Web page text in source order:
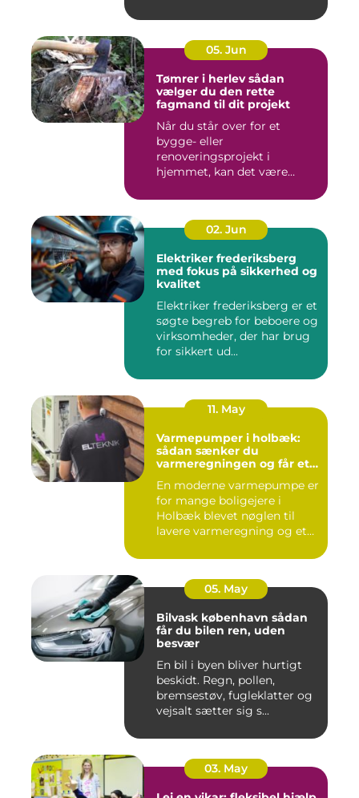
05. Jun
Tømrer i herlev sådan
vælger du den rette
fagmand til dit projekt
Når du står over for et
bygge- eller
renoveringsprojekt i
hjemmet, kan det være
02. Jun
Elektriker frederiksberg
med fokus på sikkerhed og
kvalitet
Elektriker frederiksberg er et
søgte begreb for beboere og
virksomheder, der har brug
for sikkert ud...
11. May
Varmepumper i holbæk:
sådan sænker du
varmeregningen og får et
En moderne varmepumpe er
for mange boligejere i
Holbæk blevet nøglen til
lavere varmeregning og et
05. May
Bilvask københavn sådan
får du bilen ren, uden
besvær
En bil i byen bliver hurtigt
beskidt. Regn, pollen,
bremsestøv, fugleklatter og
vejsalt sætter sig s...
03. May